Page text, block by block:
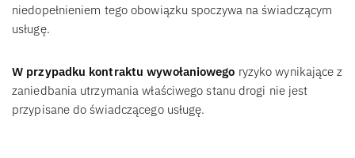
niedopełnieniem tego obowiązku spoczywa na świadczącym
usługę.
W przypadku kontraktu wywołaniowego ryzyko wynikające z
zaniedbania utrzymania właściwego stanu drogi nie jest
przypisane do świadczącego usługę.